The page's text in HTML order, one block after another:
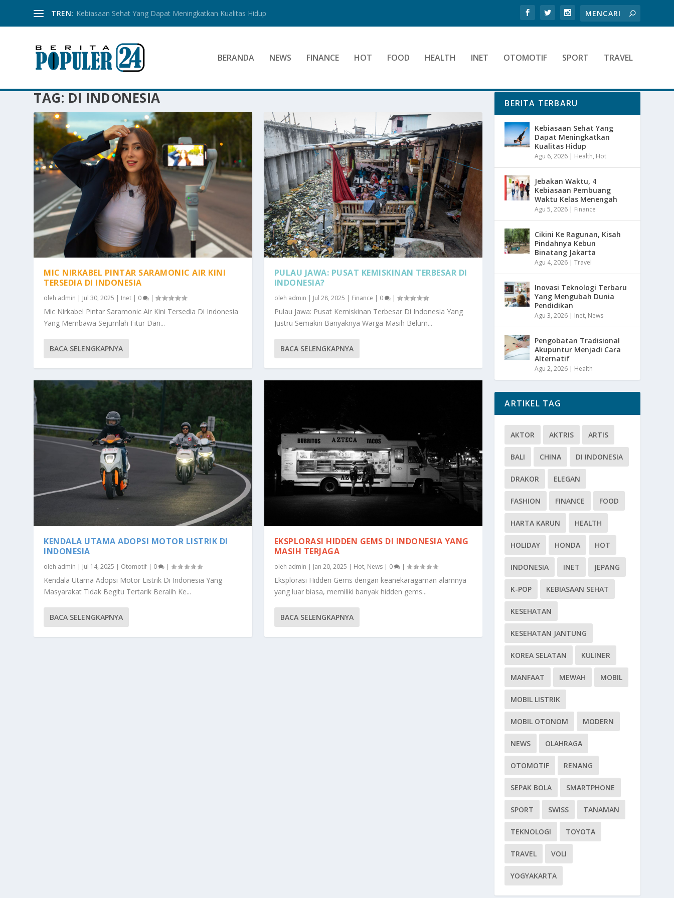
TREN: Kebiasaan Sehat Yang Dapat Meningkatkan Kualitas Hidup
BERANDA NEWS FINANCE HOT FOOD HEALTH INET OTOMOTIF SPORT TRAVEL
TAG: DI INDONESIA
MIC NIRKABEL PINTAR SARAMONIC AIR KINI
TERSEDIA DI INDONESIA
oleh admin | Jul 30, 2025 | Inet | 0 |
Mic Nirkabel Pintar Saramonic Air Kini Tersedia Di Indonesia
Yang Membawa Sejumlah Fitur Dan...
BACA SELENGKAPNYA
KENDALA UTAMA ADOPSI MOTOR LISTRIK DI
INDONESIA
oleh admin | Jul 14, 2025 | Otomotif | 0 |
Kendala Utama Adopsi Motor Listrik Di Indonesia Yang
Masyarakat Tidak Begitu Tertarik Beralih Ke...
BACA SELENGKAPNYA
PULAU JAWA: PUSAT KEMISKINAN TERBESAR DI
INDONESIA?
oleh admin | Jul 28, 2025 | Finance | 0 |
Pulau Jawa: Pusat Kemiskinan Terbesar Di Indonesia Yang
Justru Semakin Banyaknya Warga Masih Belum...
BACA SELENGKAPNYA
EKSPLORASI HIDDEN GEMS DI INDONESIA YANG
MASIH TERJAGA
oleh admin | Jan 20, 2025 | Hot, News| 0 |
Eksplorasi Hidden Gems dengan keanekaragaman alamnya
yang luar biasa, memiliki banyak hidden gems...
BACA SELENGKAPNYA
BERITA TERBARU
Kebiasaan Sehat Yang
Dapat Meningkatkan
Kualitas Hidup
Agu 6, 2026 | Health, Hot
Jebakan Waktu, 4
Kebiasaan Pembuang
Waktu Kelas Menengah
Agu 5, 2026 | Finance
Cikini Ke Ragunan, Kisah
Pindahnya Kebun
Binatang Jakarta
Agu 4, 2026 |Travel
Inovasi Teknologi Terbaru
Yang Mengubah Dunia
Pendidikan
Agu 3, 2026 | Inet, News
Pengobatan Tradisional
Akupuntur Menjadi Cara
Alternatif
Agu 2, 2026 | Health
ARTIKEL TAG
AKTOR AKTRIS ARTIS
BALI CHINA DI INDONESIA
DRAKOR ELEGAN
FASHION FINANCE FOOD
HARTA KARUN HEALTH
HOLIDAY HONDA HOT
INDONESIA INET JEPANG
K-POP KEBIASAAN SEHAT
KESEHATAN
KESEHATAN JANTUNG
KOREA SELATAN KULINER
MANFAAT MEWAH MOBIL
MOBIL LISTRIK
MOBIL OTONOM MODERN
NEWS OLAHRAGA
OTOMOTIF RENANG
SEPAK BOLA SMARTPHONE
SPORT SWISS TANAMAN
TEKNOLOGI TOYOTA
TRAVEL VOLI
YOGYAKARTA